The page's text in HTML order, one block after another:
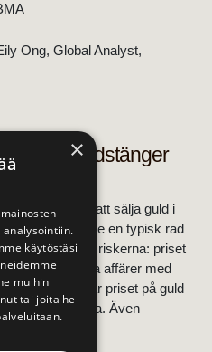
Ong, Global Analyst,
sälja guldstänger
Costco börjar att sälja guld i
guldtacka är inte en typisk rad
kunder för riskerna: priset
leda till dåliga affärer med
Dailymail har priset på guld
12 månaderna. Även
×
käytöstäsi
muihin
tai joita he